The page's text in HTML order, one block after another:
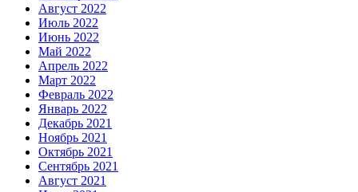
Август 2022
Июль 2022
Июнь 2022
Май 2022
Апрель 2022
Март 2022
Февраль 2022
Январь 2022
Декабрь 2021
Ноябрь 2021
Октябрь 2021
Сентябрь 2021
Август 2021